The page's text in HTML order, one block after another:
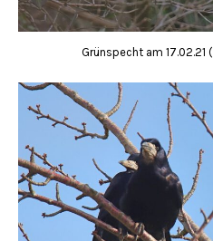
Grünspecht am 17.02.21